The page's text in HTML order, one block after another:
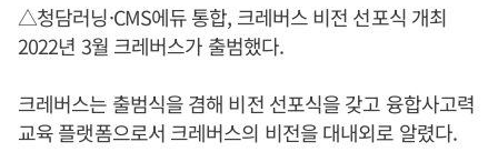
△청담러닝·CMS에듀 통합, 크레버스 비전 선포식 개최
2022년 3월 크레버스가 출범했다.
크레버스는 출범식을 겸해 비전 선포식을 갖고 융합사고력
교육 플랫폼으로서 크레버스의 비전을 대내외로 알렸다.